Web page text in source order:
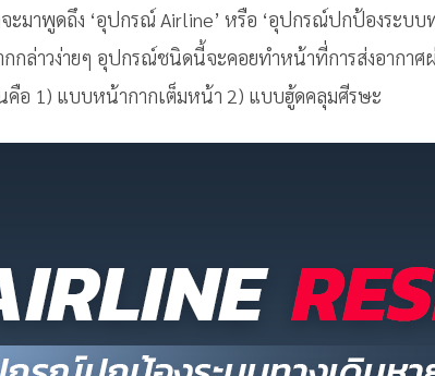
จะมาพูดถึง ‘อุปกรณ์ Airline’ หรือ ‘อุปกรณ์ปกป้องระ
กล่าวง่ายๆ อุปกรณ์ชนิดนี้จะคอยทำหน้าที่การส่งอากา
อ 1) แบบหน้ากากเต็มหน้า 2) แบบฮู้ดคลุมศีรษะ